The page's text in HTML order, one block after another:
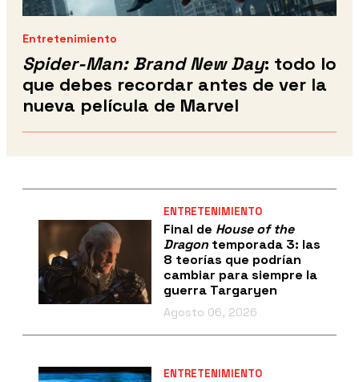
Entretenimiento
Spider-Man: Brand New Day: todo lo
que debes recordar antes de ver la
nueva película de Marvel
ENTRETENIMIENTO
Final de House of the
Dragontemporada 3: las
8 teorías que podrían
cambiar para siempre la
guerra Targaryen
Agosto 06, 2026
ENTRETENIMIENTO